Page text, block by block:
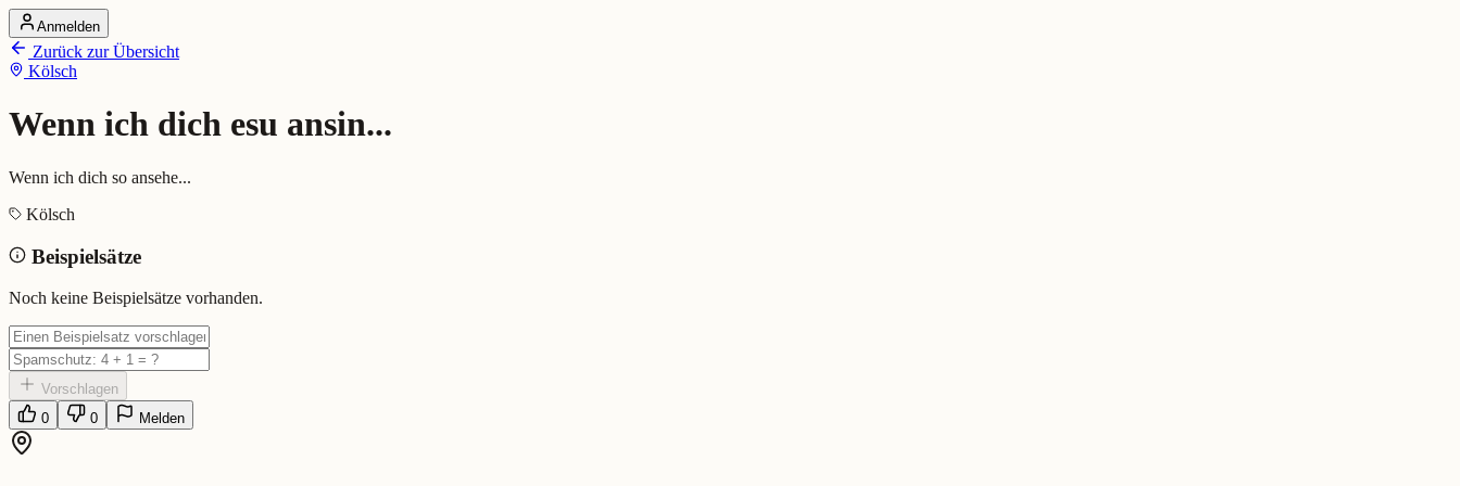
Startseite
Alle Dialekte
Dialekte vergleichen
Dialekt-Karte
Ranking
Wenn ich dich esu ansin... (Kölsch)
Bedeutung: Wenn ich dich so ansehe...
Beispiel:Wenn ich dich esu ansin, weed mer janz anders.
Eingereicht von: Mundwerk Team
Anmelden
Zurück zur Übersicht
Kölsch
Wenn ich dich esu ansin...
Wenn ich dich so ansehe...
Kölsch
Beispielsätze
Noch keine Beispielsätze vorhanden.
Vorschlagen
0
0 Melden